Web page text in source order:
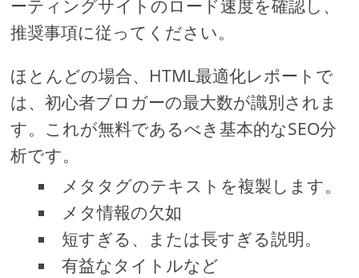
ーティングサイトのロード速度を確認し、
推奨事項に従ってください。
ほとんどの場合、HTML最適化レポートで
は、初心者ブロガーの最大数が識別されま
す。これが無料であるべき基本的なSEO分
析です。
メタタグのテキストを複製します。
メタ情報の欠如
短すぎる、または長すぎる説明。
有益なタイトルなど